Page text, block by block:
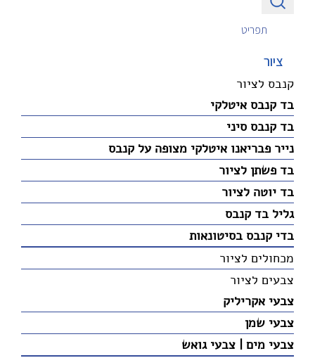
תפריט
ציור
קנבס לציור
בד קנבס איטלקי
בד קנבס סיני
נייר פבריאנו איטלקי מצופה על קנבס
בד פשתן לציור
בד יוטה לציור
גליל בד קנבס
בדי קנבס בסיטונאות
מכחולים לציור
צבעים לציור
צבעי אקריליק
צבעי שמן
צבעי מים | צבעי גואש